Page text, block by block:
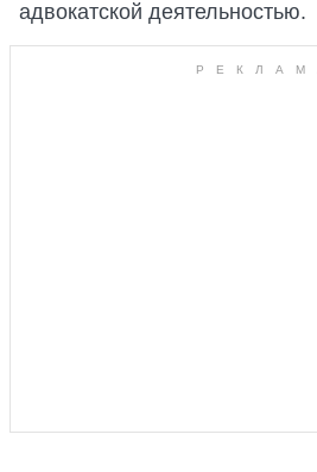
адвокатской деятельностью.